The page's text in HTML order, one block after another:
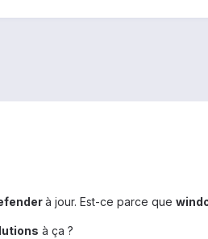
à jour. Est-ce parce que
à ça ?